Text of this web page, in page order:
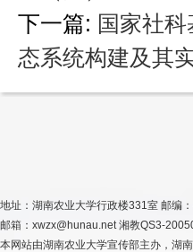
下一篇: 国家社
态系统构建及其
地址：湖南农业大学行政楼331室 邮编
邮箱：xwzx@hunau.net 湘教QS3-
本网站由湖南农业大学宣传部主办，湖